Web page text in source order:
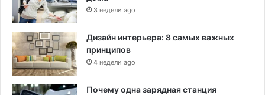
3 недели ago
Дизайн интерьера: 8 самых важных
принципов
4 недели ago
Почему одна зарядная станция